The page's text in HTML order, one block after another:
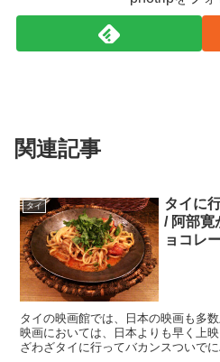
関連記事
タイ
タイに
/ 阿部寛
ョコレ
タイの映画館では、日本の映画も多
映画においては、日本よりも早く上
ざわざタイに行ってバカンスついで